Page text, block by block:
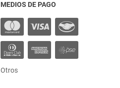
MEDIOS DE PAGO
Otros